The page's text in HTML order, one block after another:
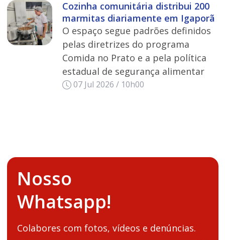
Cozinha comunitária distribui 200
marmitas diariamente em Igaporã
O espaço segue padrões definidos
pelas diretrizes do programa
Comida no Prato e a pela política
estadual de segurança alimentar
07 Jul 2026 / 10h00
Nosso
Whatsapp!
Colabores com fotos, vídeos e denúncias.